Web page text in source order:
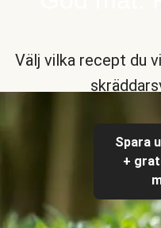
Välj vilka recept du
Spara
+